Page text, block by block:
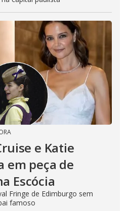
e Katie
em peça de
Escócia
Fringe de Edimburgo sem
famoso